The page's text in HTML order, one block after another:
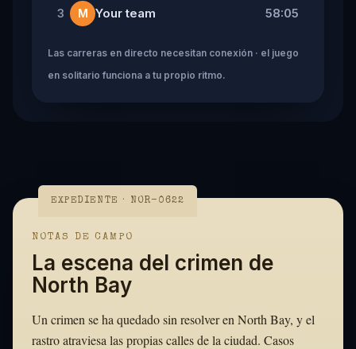
3 M Your team 58:05
Las carreras en directo necesitan conexión · el juego
en solitario funciona a tu propio ritmo.
EXPEDIENTE · NOR-0622
NOTAS DE CAMPO
La escena del crimen de
North Bay
Un crimen se ha quedado sin resolver en North Bay, y el
rastro atraviesa las propias calles de la ciudad. Casos